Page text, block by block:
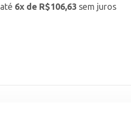
até 6x de R$106,63 sem juros